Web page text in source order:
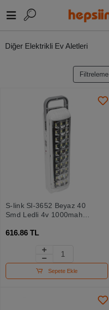
Diğer Elektrikli Ev Aletleri
Filtreleme
S-link Sl-3652 Beyaz 40
Smd Ledli 4v 1000mah
616.86 TL
Sepete Ekle